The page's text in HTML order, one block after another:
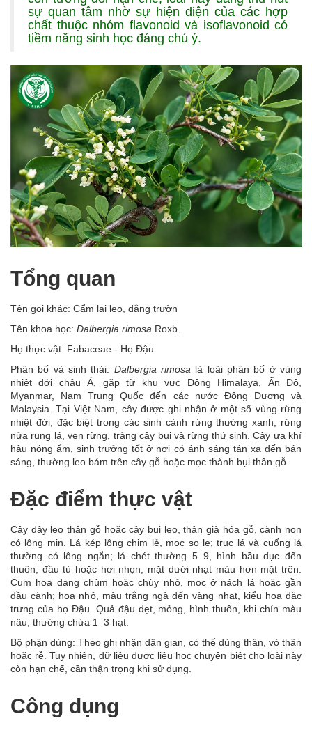
sự quan tâm nhờ sự hiện diện của các hợp
chất thuộc nhóm flavonoid và isoflavonoid có
tiềm năng sinh học đáng chú ý.
Tổng quan
Tên gọi khác: Cẩm lai leo, đằng trườn
Tên khoa học: Dalbergia rimosa Roxb.
Họ thực vật: Fabaceae - Họ Đậu
Phân bố và sinh thái: Dalbergia rimosa là loài phân bố ở vùng
nhiệt đới châu Á, gặp từ khu vực Đông Himalaya, Ấn Độ,
Myanmar, Nam Trung Quốc đến các nước Đông Dương và
Malaysia. Tại Việt Nam, cây được ghi nhận ở một số vùng rừng
nhiệt đới, đặc biệt trong các sinh cảnh rừng thường xanh, rừng
nửa rụng lá, ven rừng, trảng cây bụi và rừng thứ sinh. Cây ưa khí
hậu nóng ẩm, sinh trưởng tốt ở nơi có ánh sáng tán xạ đến bán
sáng, thường leo bám trên cây gỗ hoặc mọc thành bụi thân gỗ.
Đặc điểm thực vật
Cây dây leo thân gỗ hoặc cây bụi leo, thân già hóa gỗ, cành non
có lông mịn. Lá kép lông chim lẻ, mọc so le; trục lá và cuống lá
thường có lông ngắn; lá chét thường 5–9, hình bầu dục đến
thuôn, đầu tù hoặc hơi nhọn, mặt dưới nhạt màu hơn mặt trên.
Cụm hoa dạng chùm hoặc chùy nhỏ, mọc ở nách lá hoặc gần
đầu cành; hoa nhỏ, màu trắng ngà đến vàng nhạt, kiểu hoa đặc
trưng của họ Đậu. Quả đậu dẹt, mỏng, hình thuôn, khi chín màu
nâu, thường chứa 1–3 hạt.
Bộ phận dùng: Theo ghi nhận dân gian, có thể dùng thân, vỏ thân
hoặc rễ. Tuy nhiên, dữ liệu dược liệu học chuyên biệt cho loài này
còn hạn chế, cần thận trọng khi sử dụng.
Công dụng